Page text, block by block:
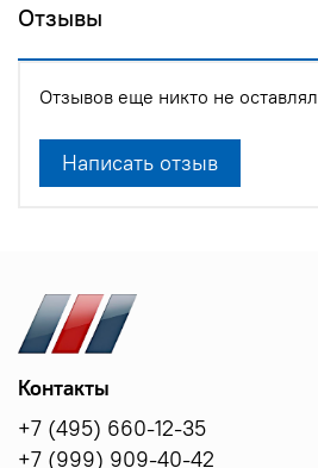
Отзывы
Отзывов еще никто не оставлял
Написать отзыв
Контакты
+7 (495) 660-12-35
+7 (999) 909-40-42